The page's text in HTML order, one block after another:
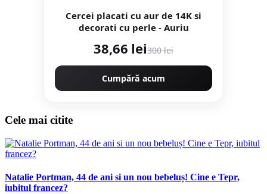
Cercei placati cu aur de 14K si
decorati cu perle - Auriu
38,66 lei300 lei
Cumpără acum
Cele mai citite
Natalie Portman, 44 de ani si un nou bebeluș! Cine e Tepr,
iubitul francez?